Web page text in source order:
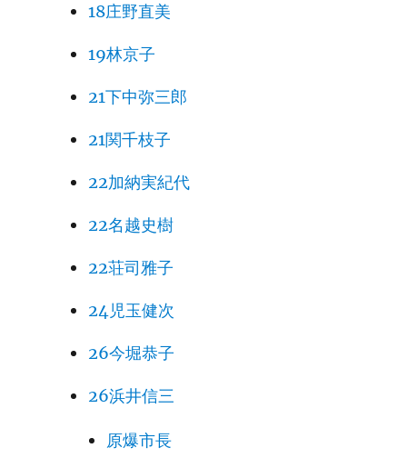
18庄野直美
19林京子
21下中弥三郎
21関千枝子
22加納実紀代
22名越史樹
22荘司雅子
24児玉健次
26今堀恭子
26浜井信三
原爆市長